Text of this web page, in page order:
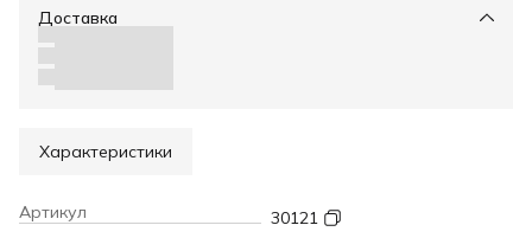
Доставка
Характеристики
Артикул
30121